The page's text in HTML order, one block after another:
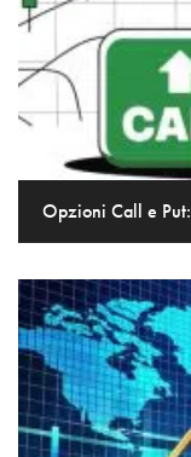
Opzioni Call e